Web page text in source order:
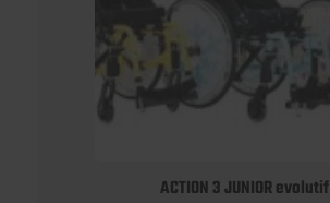
ACTION 3 JUNIOR evolutif